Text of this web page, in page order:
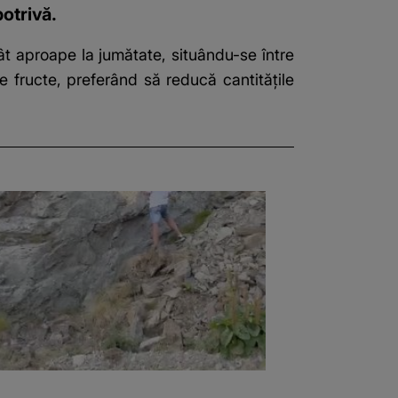
aproape la jumătate, situându-se între
fructe, preferând să reducă cantitățile